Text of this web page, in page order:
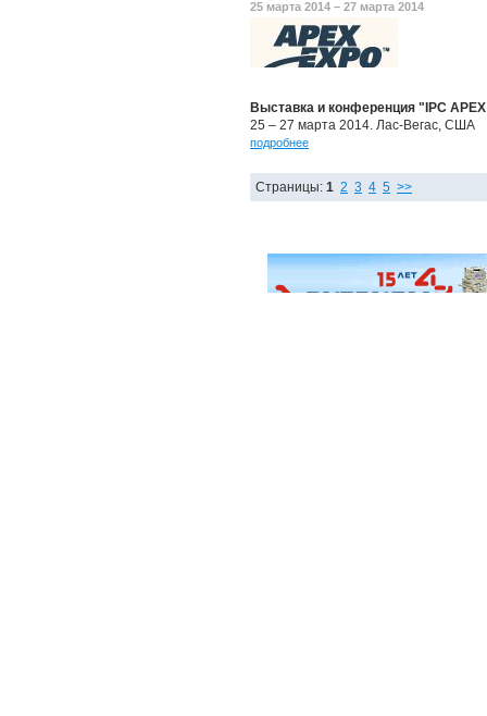
25 марта 2014 – 27 марта 2014
Выставка и конференция "IPC
25 – 27 марта 2014. Лас-Вегас, США
подробнее
Страницы: 1 2 3 4 5 >>